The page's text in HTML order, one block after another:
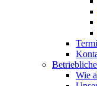
Wie